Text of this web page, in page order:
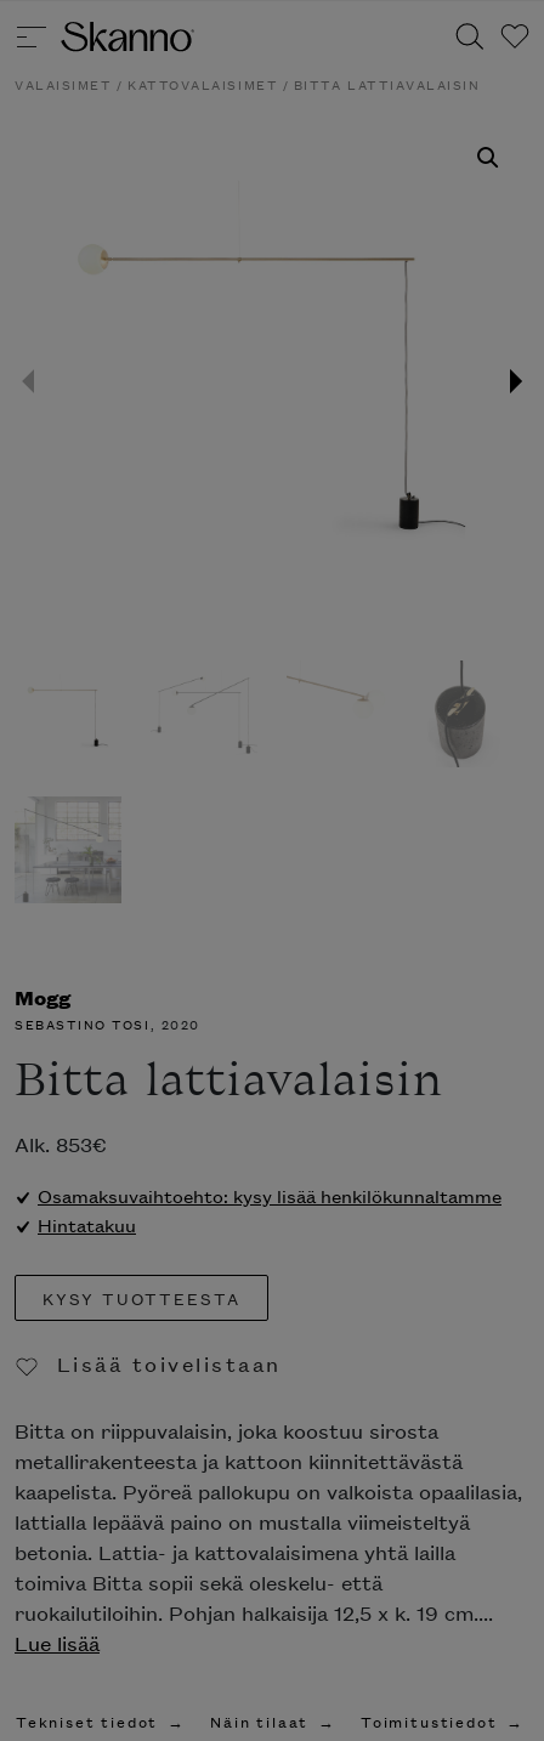
VALAISIMET / KATTOVALAISIMET / BITTA LATTIAVALAISIN
Mogg
SEBASTINO TOSI, 2020
Bitta lattiavalaisin
Alk. 853€
Osamaksuvaihtoehto: kysy lisää henkilökunnaltamme
Hintatakuu
KYSY TUOTTEESTA
Lisää toivelistaan
Bitta on riippuvalaisin, joka koostuu sirosta
metallirakenteesta ja kattoon kiinnitettävästä
kaapelista. Pyöreä pallokupu on valkoista opaalilasia,
lattialla lepäävä paino on mustalla viimeisteltyä
betonia. Lattia- ja kattovalaisimena yhtä lailla
toimiva Bitta sopii sekä oleskelu- että
ruokailutiloihin. Pohjan halkaisija 12,5 x k. 19 cm....
Lue lisää
Tekniset tiedot Näin tilaat Toimitustiedot